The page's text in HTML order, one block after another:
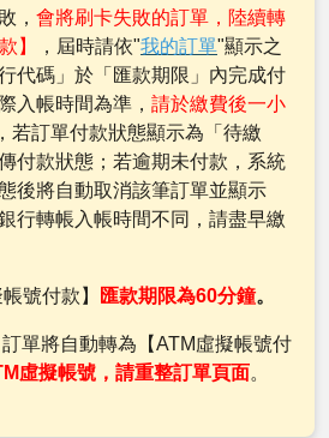
， 會將刷卡失敗的訂單，陸續轉
】
，屆時請依"我的訂單"顯示之
代碼」於「匯款期限」內完成付
入帳時間為準， 請於繳費後一小
，若訂單付款狀態顯示為「待繳
付款狀態；若逾期未付款，系統
後將自動取消該筆訂單並顯示
行轉帳入帳時間不同，請盡早繳
號付款】 匯款期限為60分鐘。
單將自動轉為【ATM虛擬帳號付
虛擬帳號，請重整訂單頁面。